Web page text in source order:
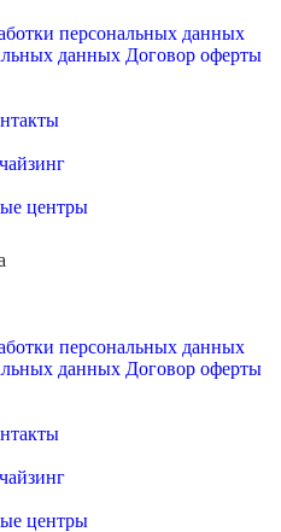
персональных данных
данных Договор оферты
центры
персональных данных
данных Договор оферты
центры